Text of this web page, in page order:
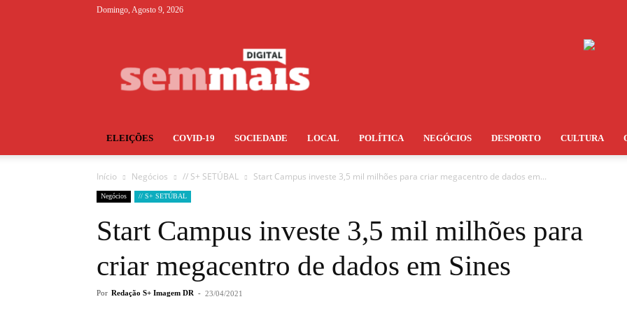
Domingo, Agosto 9, 2026
ELEIÇÕES COVID-19 SOCIEDADE LOCAL POLÍTICA NEGÓCIOS DESPORTO CULTURA
Início Negócios // S+ SETÚBAL Start Campus investe 3,5 mil milhões para criar megacentro de dados em...
Negócios // S+ SETÚBAL
Start Campus investe 3,5 mil milhões para
criar megacentro de dados em Sines
Por Redação S+ Imagem DR - 23/04/2021